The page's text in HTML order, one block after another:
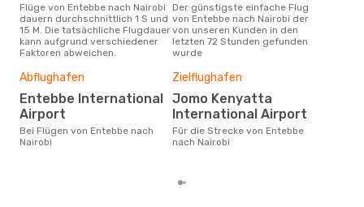
Flüge von Entebbe nach Nairobi
dauern durchschnittlich 1 S und
15 M. Die tatsächliche Flugdauer
kann aufgrund verschiedener
Faktoren abweichen.
Der günstigste einfache Flug
von Entebbe nach Nairobi der
von unseren Kunden in den
letzten 72 Stunden gefunden
wurde
Abflughafen
Entebbe International
Airport
Bei Flügen von Entebbe nach
Nairobi
Zielflughafen
Jomo Kenyatta
International Airport
Für die Strecke von Entebbe
nach Nairobi